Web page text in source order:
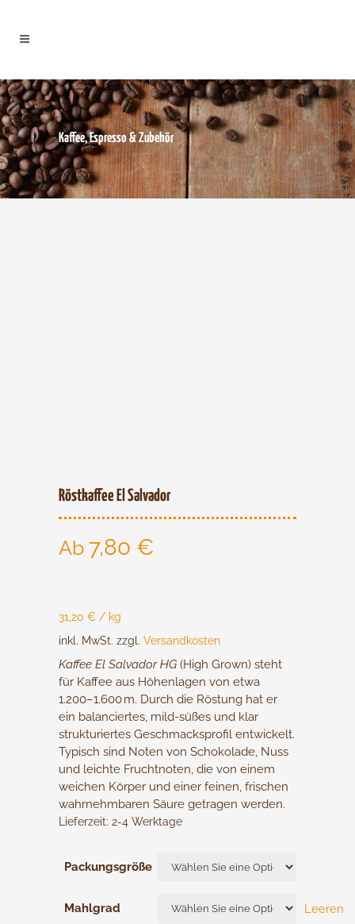
Kaffee, Espresso & Zubehör
Röstkaffee El Salvador
Ab 7,80 €
31,20 € / kg
inkl. MwSt. zzgl. Versandkosten
Kaffee El Salvador HG (High Grown) steht
für Kaffee aus Höhenlagen von etwa
1.200–1.600 m. Durch die Röstung hat er
ein balanciertes, mild-süßes und klar
strukturiertes Geschmacksprofil entwickelt.
Typisch sind Noten von Schokolade, Nuss
und leichte Fruchtnoten, die von einem
weichen Körper und einer feinen, frischen
wahrnehmbaren Säure getragen werden.
Lieferzeit: 2-4 Werktage
Packungsgröße
Mahlgrad Leeren